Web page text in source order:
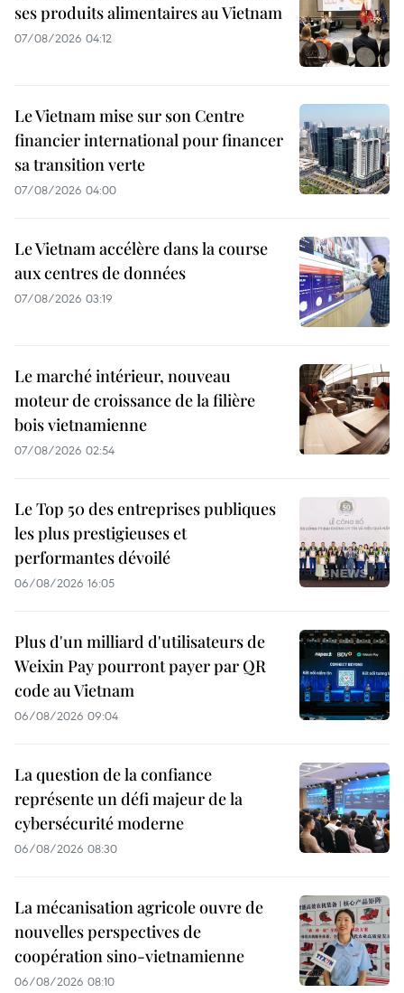
ses produits alimentaires au Vietnam
07/08/2026 04:12
Le Vietnam mise sur son Centre
financier international pour financer
sa transition verte
07/08/2026 04:00
Le Vietnam accélère dans la course
aux centres de données
07/08/2026 03:19
Le marché intérieur, nouveau
moteur de croissance de la filière
bois vietnamienne
07/08/2026 02:54
Le Top 50 des entreprises publiques
les plus prestigieuses et
performantes dévoilé
06/08/2026 16:05
Plus d'un milliard d'utilisateurs de
Weixin Pay pourront payer par QR
code au Vietnam
06/08/2026 09:04
La question de la confiance
représente un défi majeur de la
cybersécurité moderne
06/08/2026 08:30
La mécanisation agricole ouvre de
nouvelles perspectives de
coopération sino-vietnamienne
06/08/2026 08:10